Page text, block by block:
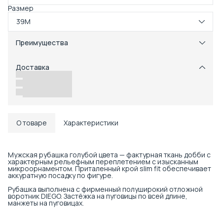
Размер
39M
Преимущества
Примерка при получении в пункте выдачи
Возможность отказаться от части товаров
Доставка
О товаре Характеристики
Мужская рубашка голубой цвета — фактурная ткань добби с
характерным рельефным переплетением с изысканным
микроорнаментом. Приталенный крой slim fit обеспечивает
аккуратную посадку по фигуре.
Рубашка выполнена с фирменный полуширокий отложной
воротник DIEGO. Застёжка на пуговицы по всей длине,
манжеты на пуговицах.